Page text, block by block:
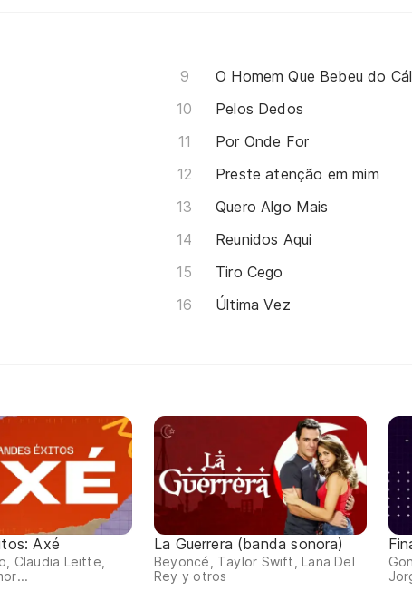
O Homem Que Bebeu do
Pelos Dedos
Por Onde For
Preste atenção em mim
Quero Algo Mais
Reunidos Aqui
Tiro Cego
Última Vez
Axé
Claudia Leitte,
La Guerrera (banda sonora)
Beyoncé, Taylor Swift, Lana Del
Rey y otros